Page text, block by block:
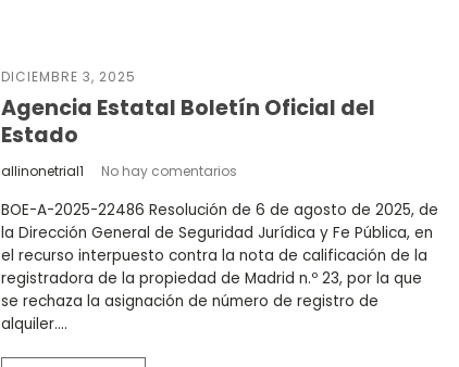
DICIEMBRE 3, 2025
Agencia Estatal Boletín Oficial del
Estado
allinonetrial1 No hay comentarios
BOE-A-2025-22486 Resolución de 6 de agosto de 2025, de
la Dirección General de Seguridad Jurídica y Fe Pública, en
el recurso interpuesto contra la nota de calificación de la
registradora de la propiedad de Madrid n.º 23, por la que
se rechaza la asignación de número de registro de
alquiler....